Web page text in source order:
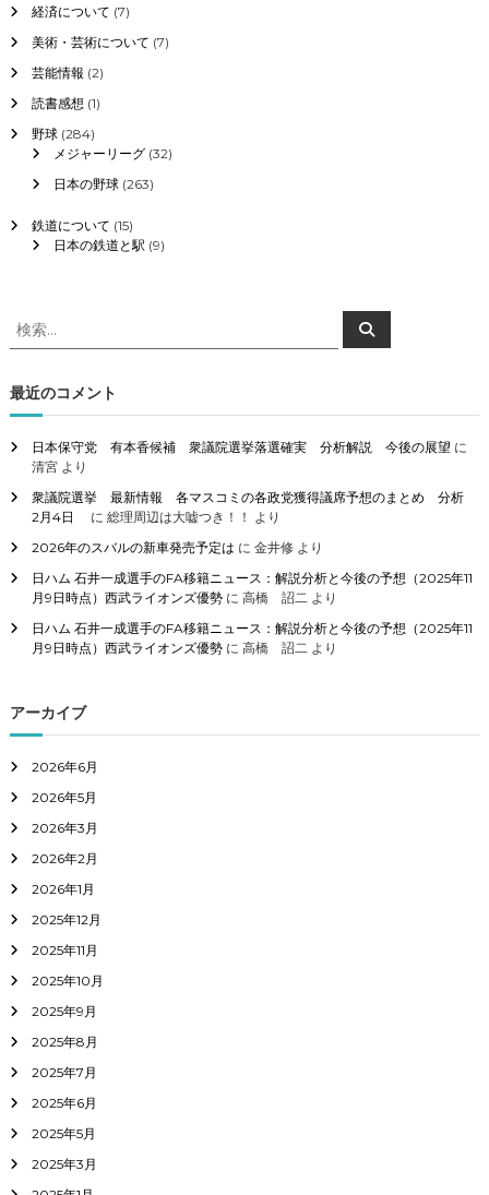
経済について (7)
美術・芸術について (7)
芸能情報 (2)
読書感想 (1)
野球(284)
メジャーリーグ(32)
日本の野球(263)
鉄道について (15)
日本の鉄道と駅 (9)
検
索
象
:
検
索
最近のコメント
日本保守党 有本香候補 衆議院選挙落選確実 分析解説 今後の展望 に
清宮より
衆議院選挙 最新情報 各マスコミの各政党獲得議席予想のまとめ 分析
2月4日
に 総理周辺は大嘘つき！！ より
2026年のスバルの新車発売予定は に 金井修より
日ハム 石井一成選手のFA移籍ニュース：解説分析と今後の予想（2025年11
月9日時点）西武ライオンズ優勢に 高橋 詔二より
日ハム 石井一成選手のFA移籍ニュース：解説分析と今後の予想（2025年11
月9日時点）西武ライオンズ優勢に 高橋 詔二より
アーカイブ
2026年6月
2026年5月
2026年3月
2026年2月
2026年1月
2025年12月
2025年11月
2025年10月
2025年9月
2025年8月
2025年7月
2025年6月
2025年5月
2025年3月